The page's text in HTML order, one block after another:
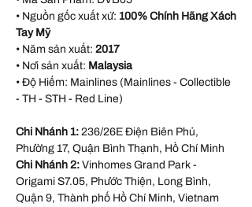
• Nguồn gốc xuất xứ: 100% Chính Hãng Xách
Tay Mỹ
• Năm sản xuất: 2017
• Nơi sản xuất: Malaysia
• Độ Hiếm: Mainlines (Mainlines - Collectible
- TH - STH - Red Line)
Chi Nhánh 1: 236/26E Điện Biên Phủ,
Phường 17, Quận Bình Thạnh, Hồ Chí Minh
Chi Nhánh 2: Vinhomes Grand Park -
Origami S7.05, Phước Thiện, Long Bình,
Quận 9, Thành phố Hồ Chí Minh, Vietnam